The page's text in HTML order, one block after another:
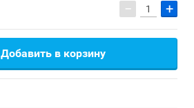
− +
Добавить в корзину